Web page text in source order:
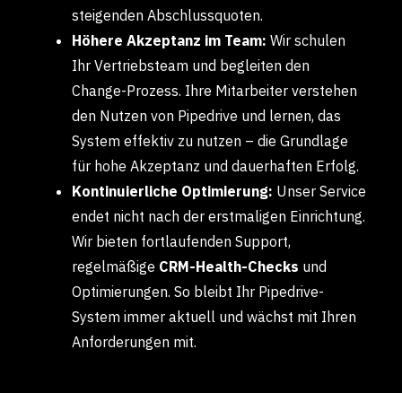
steigenden Abschlussquoten.
Höhere Akzeptanz im Team: Wir schulen
Ihr Vertriebsteam und begleiten den
Change-Prozess. Ihre Mitarbeiter verstehen
den Nutzen von Pipedrive und lernen, das
System effektiv zu nutzen – die Grundlage
für hohe Akzeptanz und dauerhaften Erfolg.
Kontinuierliche Optimierung: Unser Service
endet nicht nach der erstmaligen Einrichtung.
Wir bieten fortlaufenden Support,
regelmäßige CRM-Health-Checks und
Optimierungen. So bleibt Ihr Pipedrive-
System immer aktuell und wächst mit Ihren
Anforderungen mit.